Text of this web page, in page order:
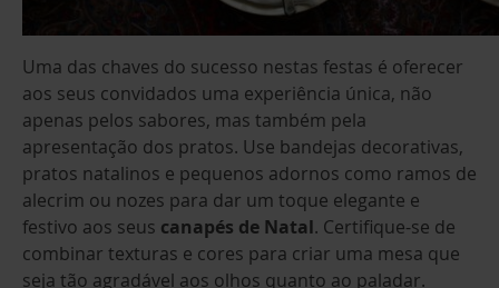
Uma das chaves do sucesso nestas festas é oferecer
aos seus convidados uma experiência única, não
apenas pelos sabores, mas também pela
apresentação dos pratos. Use bandejas decorativas,
pratos natalinos e pequenos adornos como ramos de
alecrim ou nozes para dar um toque elegante e
festivo aos seus canapés de Natal. Certifique-se de
combinar texturas e cores para criar uma mesa que
seja tão agradável aos olhos quanto ao paladar.